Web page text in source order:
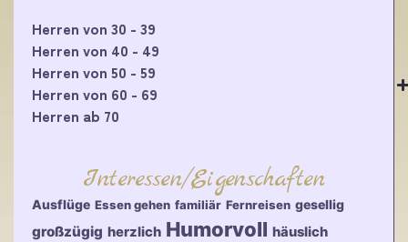
Herren von 30 - 39
Herren von 40 - 49
Herren von 50 - 59
Herren von 60 - 69
Herren ab 70
Interessen/Eigenschaften
Ausflüge Essen gehen familiär Fernreisen gesellig
großzügig herzlich Humorvoll häuslich